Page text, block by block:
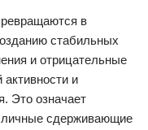
в
стабильных
и отрицательные
активности и
Это означает
личные сдерживающие